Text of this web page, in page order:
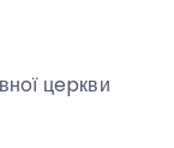
цepкви